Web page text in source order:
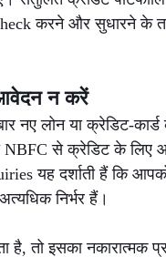
करने और सुधारने के
आवेदन न करें
नए लोन या क्रेडिट-
से क्रेडिट के लिए
यह दर्शाती हैं कि
निर्भर हैं।
है, तो इसका नकारात्मक